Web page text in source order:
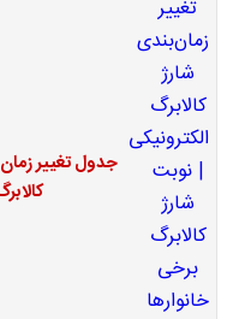
جدول تغییر